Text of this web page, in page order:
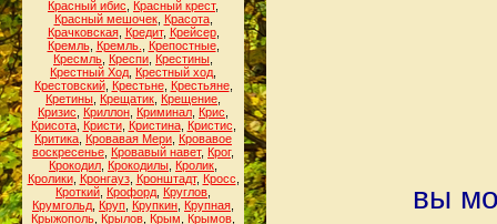
Красный ибис
Красный крест,
Красный мешочек, Красота,
Крачковская, Кредит, Крейсер,
Кремль, Кремль. Крепостные,
Кресмль Креспи Крестины
Крестный Ход Крестный ход
Крестовский, Крестьне, Крестьяне,
Кретины Крещатик Крещение
Кризис
Криллон Криминал Крис
Крисота, Кристи, Кристина, Кристис
Критика Кровавая Мери Кровавое
воскресенье Кровавый навет, Крог,
Крокодил Крокодилы Кролик
Кролики, Кронгауз, Кронштадт, Кросс
Кроткий Крофорд Круглов
Крумгольд Круп Крупкин Крупная
Крыжополь Крылов Крым Крымов
вы